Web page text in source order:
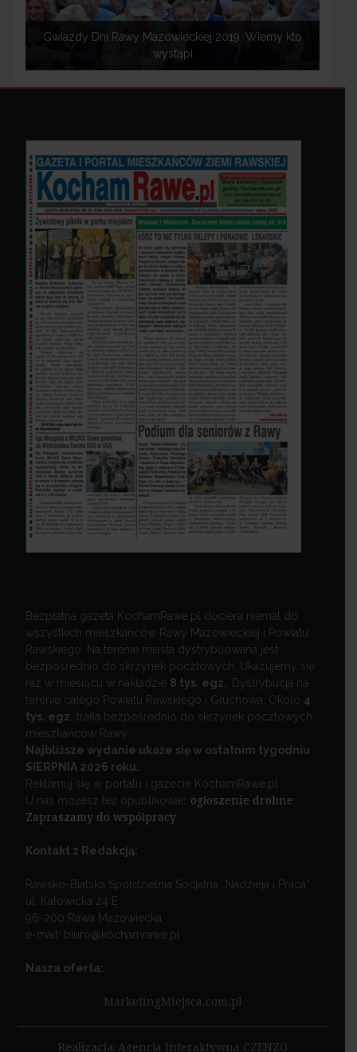
Gwiazdy Dni Rawy Mazowieckiej 2019. Wiemy kto
wystąpi
Bezpłatna gazeta KochamRawe.pl dociera niemal do
wszystkich mieszkańców Rawy Mazowieckiej i Powiatu
Rawskiego. Na terenie miasta dystrybuowana jest
bezpośrednio do skrzynek pocztowych. Ukazujemy się
raz w miesiącu w nakładzie 8 tys. egz.
Dystrybucja na
terenie całego Powiatu Rawskiego i Głuchowa. Około 4
tys. egz. trafia bezpośrednio do skrzynek pocztowych
mieszkańców Rawy.
Najbliższe wydanie ukaże się w ostatnim tygodniu
SIERPNIA 2026 roku.
Reklamuj się w portalu i gazecie KochamRawe.pl
U nas możesz też opublikować ogłoszenie drobne
Zapraszamy do współpracy.
Kontakt z Redakcją:
Rawsko-Bialska Spółdzielnia Socjalna „Nadzieja i Praca”
ul. Katowicka 24 E
96-200 Rawa Mazowiecka
e-mail: biuro@kochamrawe.pl
Nasza oferta:
MarketingMiejsca.com.pl
Realizacja: Agencja Interaktywna CZENZO